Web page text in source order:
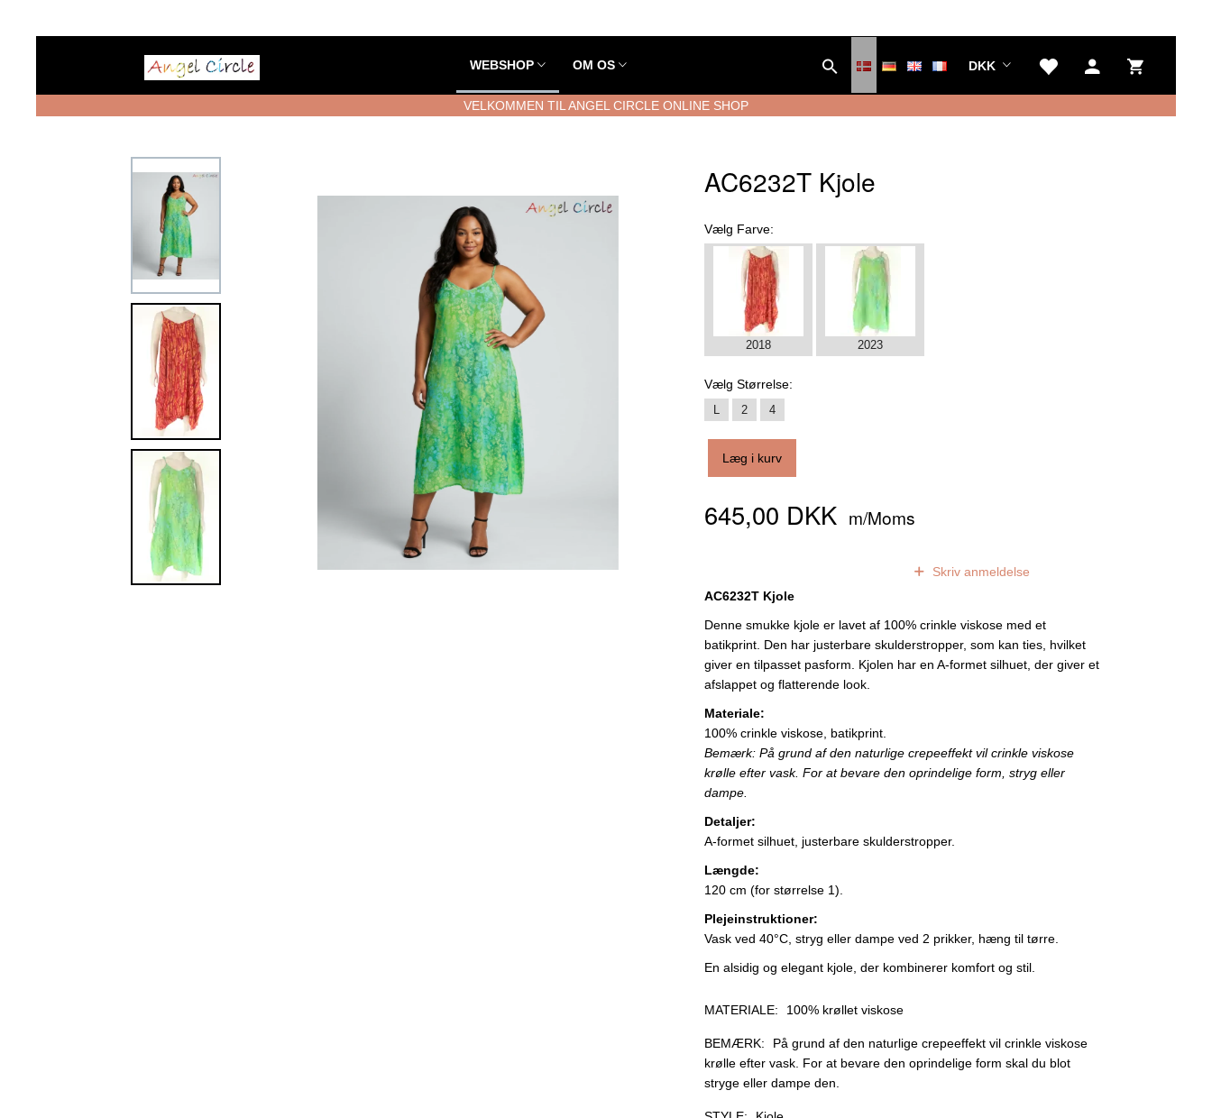
WEBSHOP OM OS DKK
VELKOMMEN TIL ANGEL CIRCLE ONLINE SHOP
AC6232T Kjole
Vælg Farve:
2018 2023
Vælg Størrelse:
L 2 4
Læg i kurv
645,00 DKK m/Moms
Skriv anmeldelse
AC6232T Kjole
Denne smukke kjole er lavet af 100% crinkle viskose med et
batikprint. Den har justerbare skulderstropper, som kan ties, hvilket
giver en tilpasset pasform. Kjolen har en A-formet silhuet, der giver et
afslappet og flatterende look.
Materiale:
100% crinkle viskose, batikprint.
Bemærk: På grund af den naturlige crepeeffekt vil crinkle viskose
krølle efter vask. For at bevare den oprindelige form, stryg eller
dampe.
Detaljer:
A-formet silhuet, justerbare skulderstropper.
Længde:
120 cm (for størrelse 1).
Plejeinstruktioner:
Vask ved 40°C, stryg eller dampe ved 2 prikker, hæng til tørre.
En alsidig og elegant kjole, der kombinerer komfort og stil.
MATERIALE: 100% krøllet viskose
BEMÆRK:
På grund af den naturlige crepeeffekt vil crinkle viskose
krølle efter vask. For at bevare den oprindelige form skal du blot
stryge eller dampe den.